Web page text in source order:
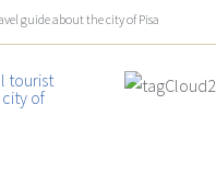
guide about the city of Pisa